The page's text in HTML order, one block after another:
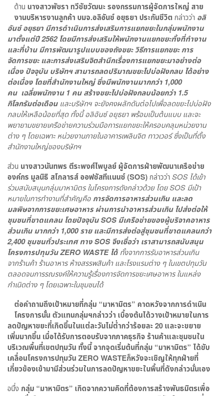
ด้าน นางสาวพัชรา ทวีชัยวัฒนะ รองกรรมการผู้จัดการใหญ่ สาย
งานบริหารงานลูกค้า บมจ.อลิอันซ์ อยุธยา ประกันชีวิต กล่าวว่า อลิ
อันซ์ อยุธยา มีการดำเนินการส่งเสริมการแยกขยะในกลุ่มพนักงาน
มาตั้งแต่ปี 2562 โดยมีการส่งเสริมให้พนักงานแยกขยะทั้งที่ทำงาน
และที่บ้าน มีการพัฒนารูปแบบของถังขยะ วิธีการแยกขยะ การ
จัดการขยะ และการส่งเสริมจิตสำนึกเรื่องการแยกขยะมาอย่างต่อ
เนื่อง ปัจจุบัน บริษัทฯ สามารถลดปริมาณขยะไปบ่อฝังกลบ ได้อย่าง
ต่อเนื่อง โดยที่สำนักงานใหญ่ ซึ่งมีพนักงานมากกว่า 1,000
คน เฉลี่ยพนักงาน 1 คน สร้างขยะไปบ่อฝังกลบน้อยกว่า 1.5
กิโลกรัมต่อเดือนและบริษัทฯ จะยังคงผลักดันต่อไปเพื่อลดขยะไปบ่อฝัง
กลบให้เหลือน้อยที่สุด ทั้งนี้ อลิอันซ์ อยุธยา พร้อมเป็นต้นแบบ และจะ
พยายามขยายเครือข่ายความร่วมมือการแยกขยะให้ครอบคลุมหน่วยงาน
ต่าง ๆ โดยเฉพาะ หน่วยงานภายในอาคารเพลินจิต ทาวเวอร์ ซึ่งเป็นที่ตั้ง
สำนักงานใหญ่ของบริษัทฯ
ส่วน นางสาวนันทพร ตีระพงศ์ไพบูลย์ ผู้จัดการฝ่ายพัฒนาเครือข่าย
องค์กร มูลนิธิ สโกลารส์ ออฟซัสทีแนนซ์ (SOS)กล่าวว่า SOS ได้เข้า
ร่วมสนับสนุนกลุ่มมาหามิตร ในโครงการดังกล่าวด้วย โดย SOS มีเป้า
หมายในการทำงานที่สำคัญคือ การจัดการอาหารส่วนเกิน และลด
มลพิษจากการขยะเศษอาหาร ผ่านการนำอาหารส่วนเกิน ไปส่งต่อให้
ชุมชนที่ขาดแคลน โดยปัจจุบัน SOS มีเครือข่ายของผู้บริจาคอาหาร
ส่วนเกิน มากกว่า 1,000 ราย และมีการส่งต่อสู่ชุมชนที่ขาดแคลนกว่า
2,400 ชุมชนทั่วประเทศ ทาง SOS จึงเชื่อว่า เราสามารถสนับสนุน
โครงการปทุมวัน ZERO WASTE ได้ทั้งจากการรับอาหารส่วนเกิน
จากร้านค้า ร้านอาหาร ห้างสรรพสินค้า และโรงแรมต่าง ๆ ในเขตปทุมวัน
ตลอดจนการรณรงค์ให้ความรู้เรื่องการจัดการขยะเศษอาหาร ในแหล่ง
กำเนิดต่าง ๆ โดยเฉพาะในชุมชนได้
ต่อคำถามถึงเป้าหมายที่กลุ่ม “มาหามิตร” คาดหวังจากการดำเนิน
โครงการนั้น ตัวแทนกลุ่มฯกล่าวว่า เบื้องต้นได้วางเป้าหมายในการ
ลดปัญหาขยะที่เกิดขึ้นในแต่ละวันไม่ต่ำกว่าร้อยละ 20 และจะขยาย
เพิ่มมากขึ้น เมื่อได้รับการตอบรับจากภาคธุรกิจ ร้านค้าและชุมชนใน
บริเวณพื้นที่เขตปทุมวัน ทั้งนี้ จากจุดเริ่มต้นที่กลุ่ม “มาหามิตร” ได้ขับ
เคลื่อนโครงการปทุมวัน ZERO WASTEก็หวังจะเชิญให้ทุกฝ่ายที่
เกี่ยวข้องเข้ามามีส่วนร่วมในการลดปัญหาขยะในพื้นที่ดังกล่าวนั่นเอง
อนึ่ง กลุ่ม “มาหามิตร” เกิดจากความคิดที่ต้องการสร้างพันธมิตรเพื่อ